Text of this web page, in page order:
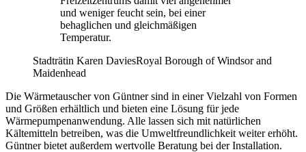
und weniger feucht sein, bei einer
behaglichen und gleichmäßigen
Temperatur.
Stadträtin Karen DaviesRoyal Borough of Windsor and
Maidenhead
Die Wärmetauscher von Güntner sind in einer Vielzahl von Formen
und Größen erhältlich und bieten eine Lösung für jede
Wärmepumpenanwendung. Alle lassen sich mit natürlichen
Kältemitteln betreiben, was die Umweltfreundlichkeit weiter erhöht.
Güntner bietet außerdem wertvolle Beratung bei der Installation.